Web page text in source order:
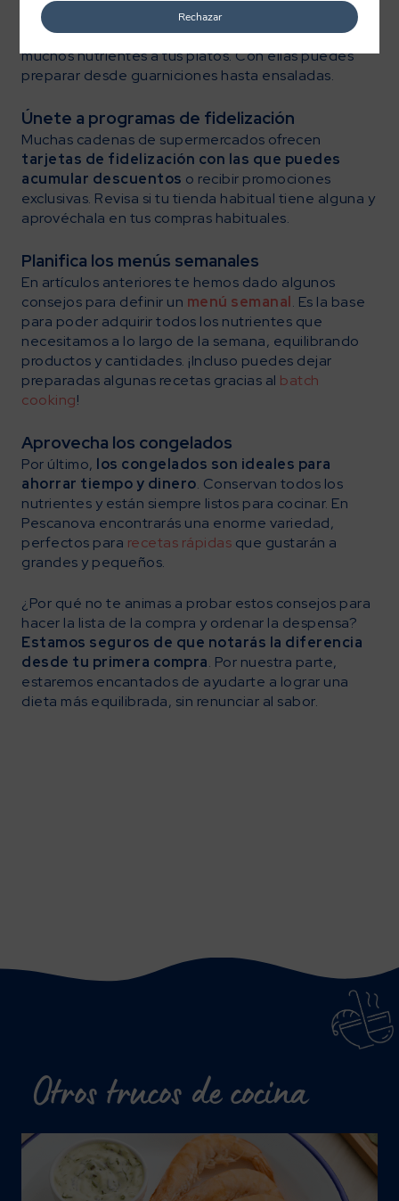
Llena tu cesta con frutas y verduras frescas
mejor si son de temporada. Aportan color, sabor y
muchos nutrientes a tus platos. Con ellas puedes
preparar desde guarniciones hasta ensaladas.
Únete a programas de fidelización
Muchas cadenas de supermercados ofrecen
tarjetas de fidelización con las que puedes
acumular descuentos o recibir promociones
exclusivas. Revisa si tu tienda habitual tiene alguna y
aprovéchala en tus compras habituales.
Planifica los menús semanales
En artículos anteriores te hemos dado algunos
consejos para definir un menú semanal. Es la base
para poder adquirir todos los nutrientes que
necesitamos a lo largo de la semana, equilibrando
productos y cantidades. ¡Incluso puedes dejar
preparadas algunas recetas gracias al batch
cooking!
Aprovecha los congelados
Por último, los congelados son ideales para
ahorrar tiempo y dinero. Conservan todos los
nutrientes y están siempre listos para cocinar. En
Pescanova encontrarás una enorme variedad,
perfectos para recetas rápidas que gustarán a
grandes y pequeños.
¿Por qué no te animas a probar estos consejos para
hacer la lista de la compra y ordenar la despensa?
Estamos seguros de que notarás la diferencia
desde tu primera compra. Por nuestra parte,
estaremos encantados de ayudarte a lograr una
dieta más equilibrada, sin renunciar al sabor.
Otros trucos de cocina
Rechazar